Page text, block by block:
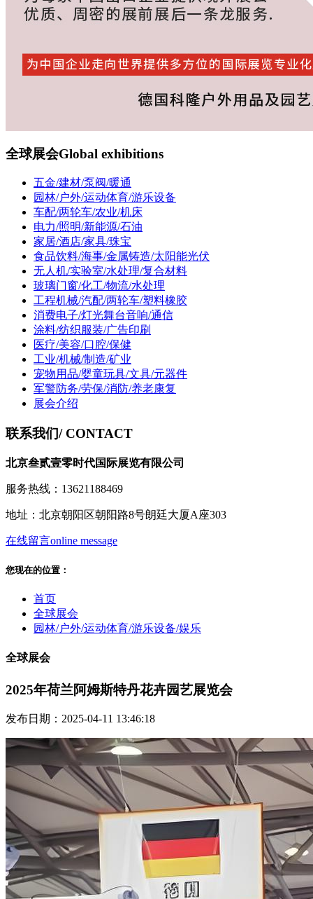
全球展会Global exhibitions
五金/建材/泵阀/暖通
园林/户外/运动体育/游乐设备
车配/两轮车/农业/机床
电力/照明/新能源/石油
家居/酒店/家具/珠宝
食品饮料/海事/金属铸造/太阳能光伏
无人机/实验室/水处理/复合材料
玻璃门窗/化工/物流/水处理
工程机械/汽配/两轮车/塑料橡胶
消费电子/灯光舞台音响/通信
涂料/纺织服装/广告印刷
医疗/美容/口腔/保健
工业/机械/制造/矿业
宠物用品/婴童玩具/文具/元器件
军警防务/劳保/消防/养老康复
展会介绍
联系我们/ CONTACT
北京叁贰壹零时代国际展览有限公司
服务热线：13621188469
地址：北京朝阳区朝阳路8号朗廷大厦A座303
在线留言online message
您现在的位置：
首页
全球展会
园林/户外/运动体育/游乐设备/娱乐
全球展会
2025年荷兰阿姆斯特丹花卉园艺展览会
发布日期：2025-04-11 13:46:18